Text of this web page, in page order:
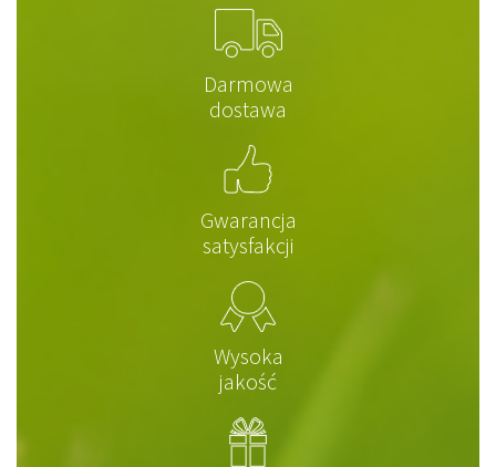
Darmowa
dostawa
Gwarancja
satysfakcji
Wysoka
jakość